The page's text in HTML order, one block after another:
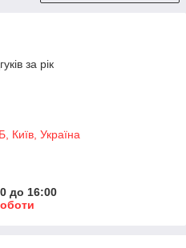
за рік
Київ, Україна
до 16:00